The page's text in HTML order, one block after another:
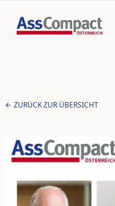
ZURÜCK ZUR ÜBERSICHT